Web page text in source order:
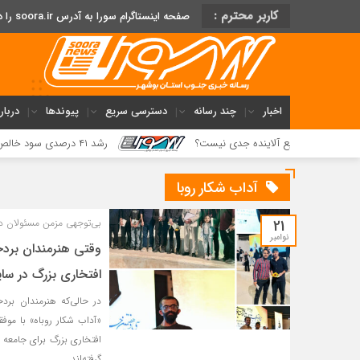
کاربر محترم : صفحه اینستاگرام سورا به آدرس soora.ir را دنبال کنید
اخبار چند رسانه دسترسی سریع پیوندها
آلاینده جدی نیست؟ رشد ۴۱ درصدی سود خالص پازارگاد؛ افزایش ۹ برابری سرمایه و تداوم مسیر تحول دیجیتال
آداب شکار روبا
21
نوامبر
بی‌توجهی مزمن مسئولان
وقتی هنرمندان
افتخاری بزرگ در
در حالی‌که هنرمندان
«آداب شکار روباه» با
افتخاری بزرگ برای